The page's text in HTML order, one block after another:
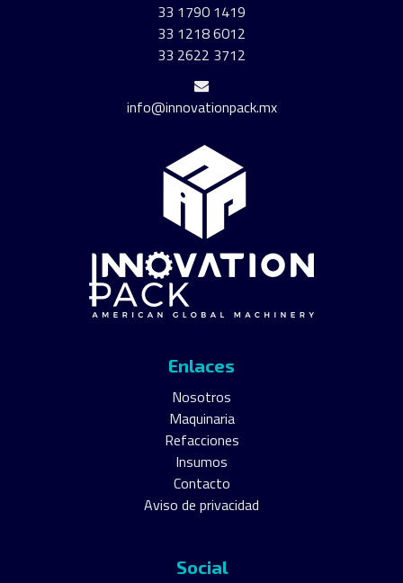
33 1790 1419
33 1218 6012
33 2622 3712
info@innovationpack.mx
Enlaces
Nosotros
Maquinaria
Refacciones
Insumos
Contacto
Aviso de privacidad
Social